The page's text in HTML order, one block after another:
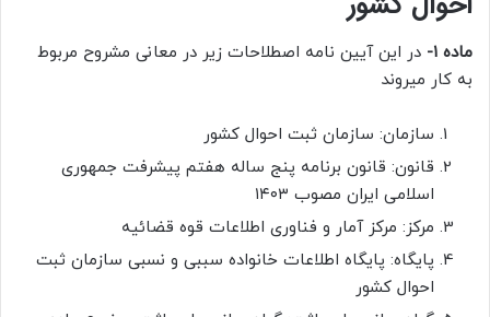
ماده ۱-
در این آیین نامه اصطلاحات زیر در معانی مشروح مربوط
به کار میروند
سازمان: سازمان ثبت احوال کشور
قانون: قانون برنامه پنج ساله هفتم پیشرفت جمهوری
اسلامی ایران مصوب ۱۴۰۳
مرکز: مرکز آمار و فناوری اطلاعات قوه قضائیه
پایگاه: پایگاه اطلاعات خانواده سببی و نسبی سازمان ثبت
احوال کشور